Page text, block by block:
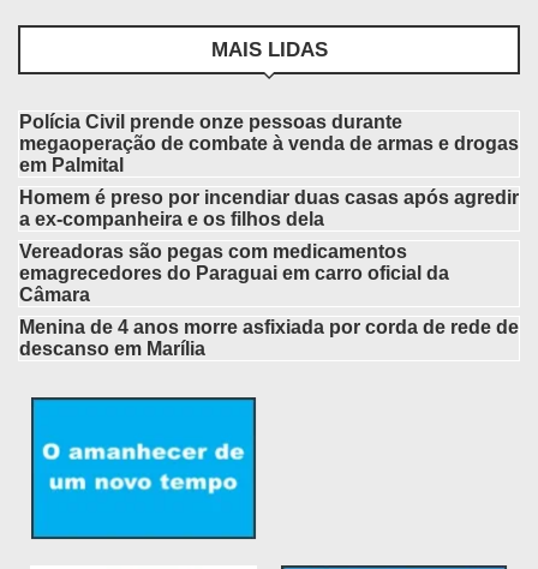
MAIS LIDAS
Polícia Civil prende onze pessoas durante
megaoperação de combate à venda de armas e drogas
em Palmital
Homem é preso por incendiar duas casas após agredir
a ex-companheira e os filhos dela
Vereadoras são pegas com medicamentos
emagrecedores do Paraguai em carro oficial da
Câmara
Menina de 4 anos morre asfixiada por corda de rede de
descanso em Marília